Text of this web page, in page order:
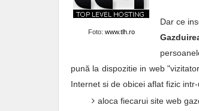
Foto: www.tlh.ro
Dar ce
pună la dispozitie in web
Internet si de obicei aflat fizic
aloca fiecarui site web